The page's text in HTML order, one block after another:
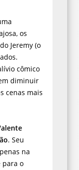
os
Jeremy (o
cômico
diminuir
cenas mais
. Seu
na
para o